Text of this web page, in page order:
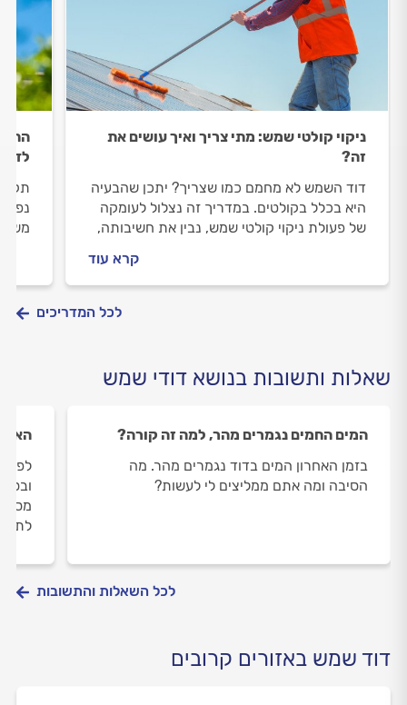
ניקוי קולטי שמש: מתי צריך ואיך עושים את
זה?
דוד השמש לא מחמם כמו שצריך? יתכן שהבעיה
היא בכלל בקולטים. במדריך זה נצלול לעומקה
של פעולת ניקוי קולטי שמש, נבין את חשיבותה,
שיסייעו לכם לשמור על המערכת שלכם במצב
מצוין.
קרא עוד
לכל המדריכים
שאלות ותשובות בנושא דודי שמש
המים החמים נגמרים מהר, למה זה קורה?
בזמן האחרון המים בדוד נגמרים מהר. מה
הסיבה ומה אתם ממליצים לי לעשות?
האם
לכל השאלות והתשובות
דוד שמש באזורים קרובים